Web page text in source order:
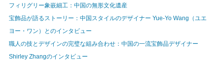
フィリグリー象嵌細工：中国の無形文化遺産
宝飾品が語るストーリー：中国スタイルのデザイナー Yue-Yo Wang（ユエ
ヨー・ワン）とのインタビュー
職人の技とデザインの完璧な組み合わせ：中国の一流宝飾品デザイナー
Shirley Zhangのインタビュー